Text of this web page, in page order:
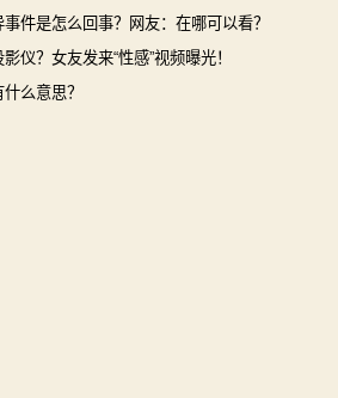
件是怎么回事？网友：在哪可以看？
仪？女友发来“性感”视频曝光！
么意思？